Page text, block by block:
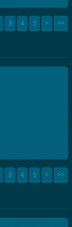
3 4 5 > >>
3 4 5 > >>